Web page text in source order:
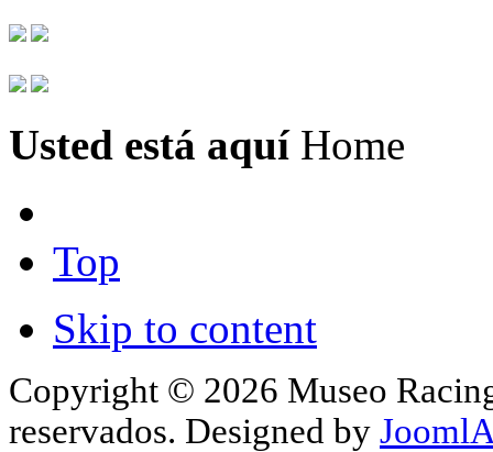
Usted está aquí Home
Top
Skip to content
Copyright © 2026 Museo
reservados. Designed by